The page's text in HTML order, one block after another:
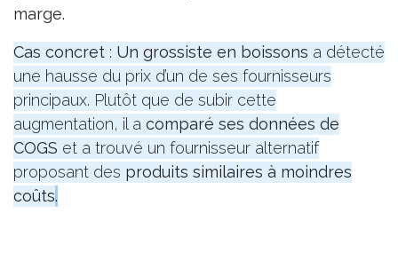
marge.
Cas concret : Un grossiste en boissons a détecté
une hausse du prix d’un de ses fournisseurs
principaux. Plutôt que de subir cette
augmentation, il a comparé ses données de
COGS et a trouvé un fournisseur alternatif
proposant des produits similaires à moindres
coûts.